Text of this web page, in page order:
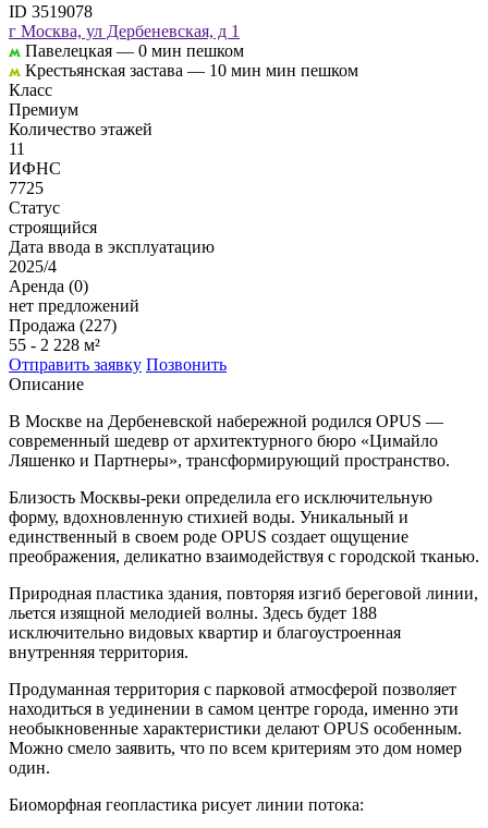
ID 3519078
г Москва, ул Дербеневская, д 1
Павелецкая — 0 мин пешком
Крестьянская застава — 10 мин мин пешком
Класс
Премиум
Количество этажей
11
ИФНС
7725
Статус
строящийся
Дата ввода в эксплуатацию
2025/4
Аренда (0)
нет предложений
Продажа (227)
55 - 2 228 м²
Отправить заявку Позвонить
Описание
В Москве на Дербеневской набережной родился OPUS —
современный шедевр от архитектурного бюро «Цимайло
Ляшенко и Партнеры», трансформирующий пространство.
Близость Москвы-реки определила его исключительную
форму, вдохновленную стихией воды. Уникальный и
единственный в своем роде OPUS создает ощущение
преображения, деликатно взаимодействуя с городской тканью.
Природная пластика здания, повторяя изгиб береговой линии,
льется изящной мелодией волны. Здесь будет 188
исключительно видовых квартир и благоустроенная
внутренняя территория.
Продуманная территория с парковой атмосферой позволяет
находиться в уединении в самом центре города, именно эти
необыкновенные характеристики делают OPUS особенным.
Можно смело заявить, что по всем критериям это дом номер
один.
Биоморфная геопластика рисует линии потока: